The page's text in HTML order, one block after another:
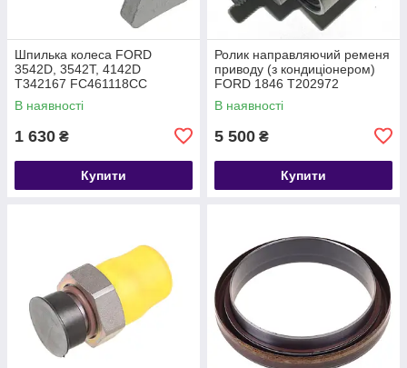
Шпилька колеса FORD
3542D, 3542T, 4142D
T342167 FC461118CC
В наявності
1 630 ₴
Купити
Ролик направляючий ременя
приводу (з кондиціонером)
FORD 1846 T202972
DC466A228BA
В наявності
5 500 ₴
Купити